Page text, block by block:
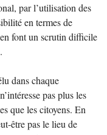
par l’utilisation des
en termes de
font un scrutin difficile
dans chaque
pas plus les
que les citoyens. En
être pas le lieu de